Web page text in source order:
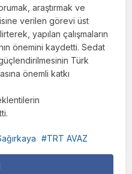
araştırmak ve
verilen görevi üst
yapılan çalışmaların
önemini kaydetti. Sedat
Türk
önemli katkı
TRT AVAZ